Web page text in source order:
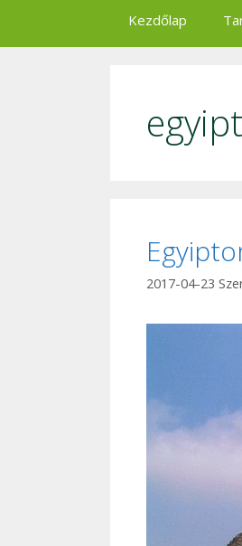
Kezdőlap
2017-04-23